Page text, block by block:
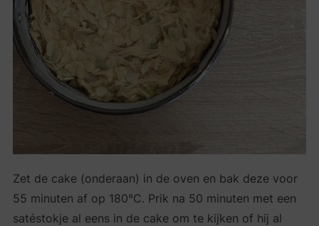
Zet de cake (onderaan) in de oven en bak deze voor
55 minuten af op 180°C. Prik na 50 minuten met een
satéstokje al eens in de cake om te kijken of hij al